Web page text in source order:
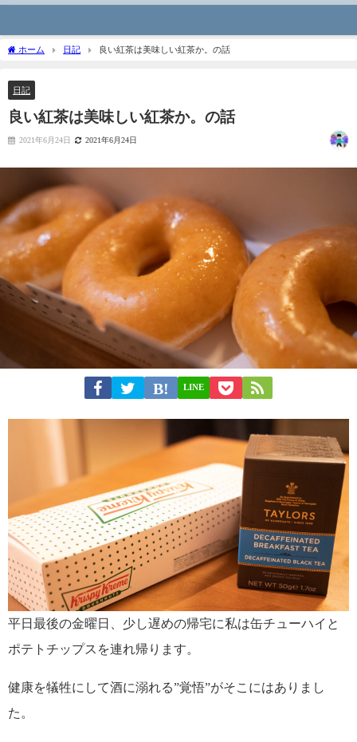
ホーム 日記 良い紅茶は美味しい紅茶か。の話
日記
良い紅茶は美味しい紅茶か。の話
2021年6月24日 2021年6月24日
LINE
平日最後の金曜日、少し遅めの帰宅に私は缶チューハイと
ポテトチップスを連れ帰ります。
健康を犠牲にして酒に溺れる”覚悟”がそこにはありまし
た。